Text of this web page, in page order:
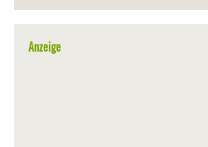
Anzeige